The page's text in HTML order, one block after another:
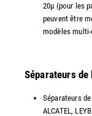
20µ (pour les
peuvent être
modèles multi-
Séparateurs
Séparateurs
ALCATEL,